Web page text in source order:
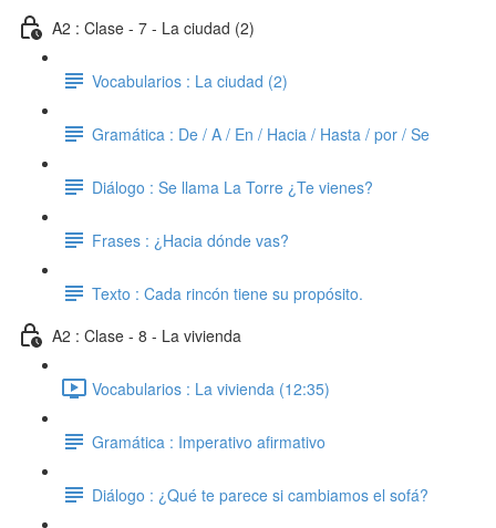
A2 : Clase - 7 - La ciudad (2)
Vocabularios : La ciudad (2)
Gramática : De / A / En / Hacia / Hasta / por / Se
Diálogo : Se llama La Torre ¿Te vienes?
Frases : ¿Hacia dónde vas?
Texto : Cada rincón tiene su propósito.
A2 : Clase - 8 - La vivienda
Vocabularios : La vivienda (12:35)
Gramática : Imperativo afirmativo
Diálogo : ¿Qué te parece si cambiamos el sofá?